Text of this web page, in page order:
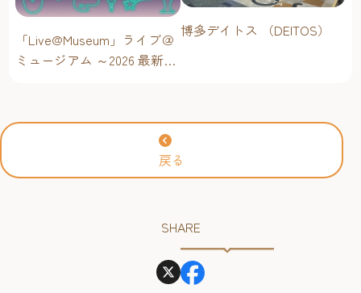
「Live@Museum」ライブ＠
ミュージアム ～2026 最新イ
博多デイトス （DEITOS）
戻る
SHARE